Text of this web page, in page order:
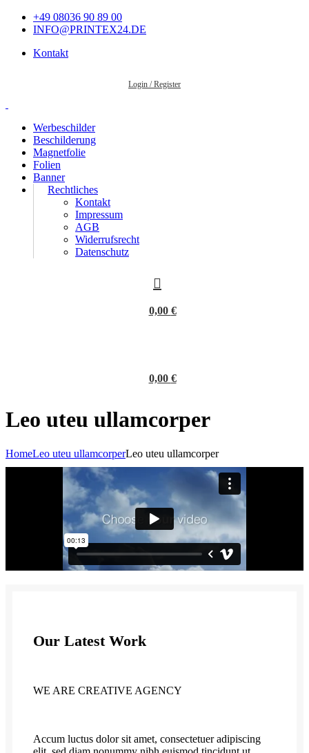
+49 08036 90 89 00
INFO@PRINTEX24.DE
Kontakt
Login / Register
Werbeschilder
Beschilderung
Magnetfolie
Folien
Banner
Rechtliches
Kontakt
Impressum
AGB
Widerrufsrecht
Datenschutz
0,00 €
0,00 €
Leo uteu ullamcorper
HomeLeo uteu ullamcorperLeo uteu ullamcorper
Our Latest Work
WE ARE CREATIVE AGENCY
Accum luctus dolor sit amet, consectetuer adipiscing